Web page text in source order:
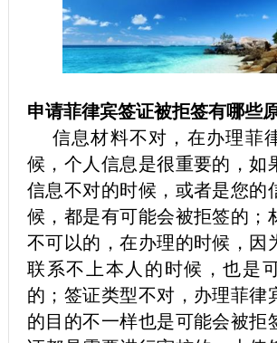
申请菲律宾签证被拒签有哪些
信息材料不对，在办理菲
候，个人信息是很重要的，如
信息不对的时候，或者是您的
候，都是有可能会被拒签的；
不可以的，在办理的时候，因
联系不上本人的时候，也是
的；签证类型不对，办理菲律
的目的不一样也是可能会被拒